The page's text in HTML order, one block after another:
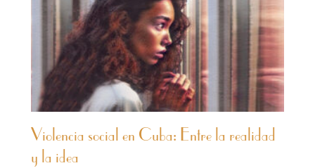
Violencia social en Cuba: Entre la realidad
y la idea